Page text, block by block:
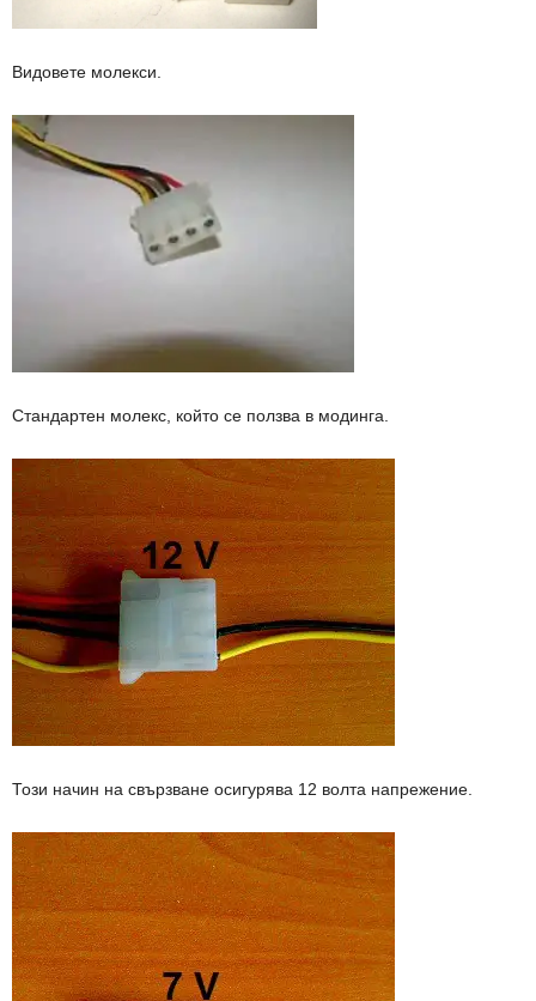
Видовете молекси.
Стандартен молекс, който се ползва в модинга.
Този начин на свързване осигурява 12 волта напрежение.